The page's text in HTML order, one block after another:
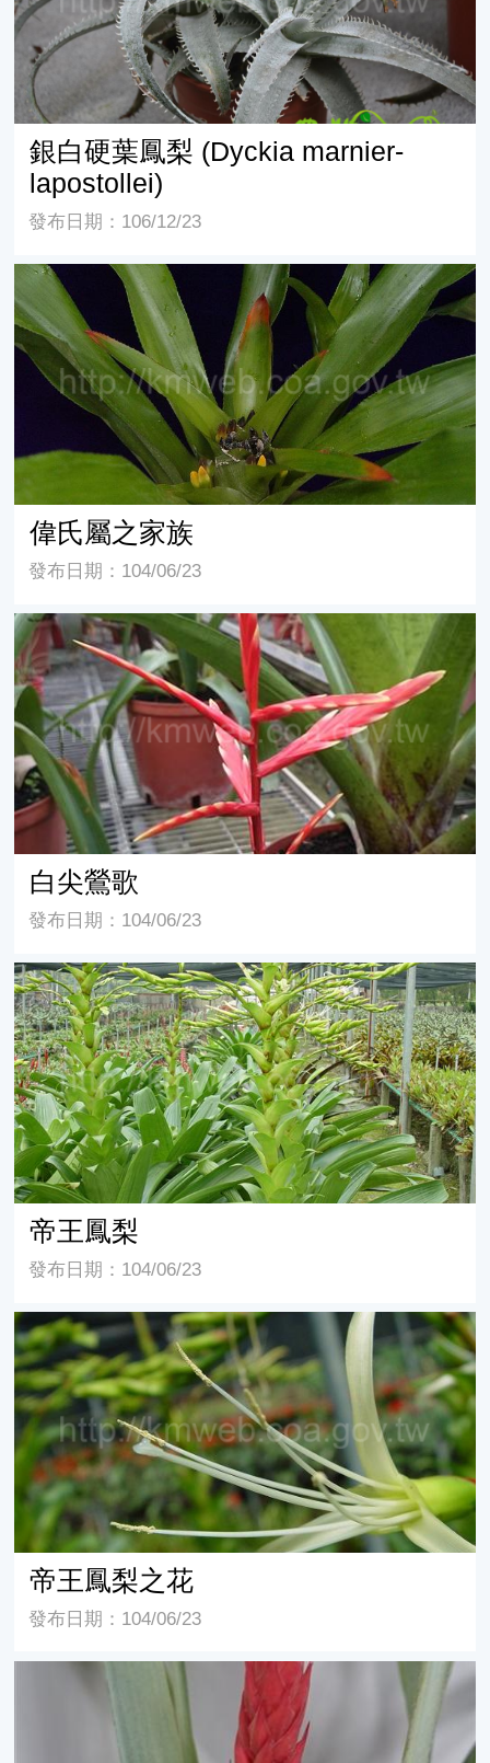
銀白硬葉鳳梨 (Dyckia marnier-
lapostollei)
發布日期：106/12/23
偉氏屬之家族
偉氏屬之家族
發布日期：104/06/23
白尖鶯歌
白尖鶯歌
發布日期：104/06/23
帝王鳳梨
帝王鳳梨
發布日期：104/06/23
帝王鳳梨之花
帝王鳳梨之花
發布日期：104/06/23
Pitcairnia Musscosa(白被穗花鳳梨)